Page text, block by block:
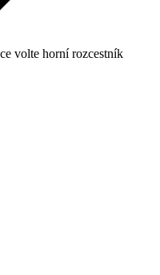
volte horní rozcestník